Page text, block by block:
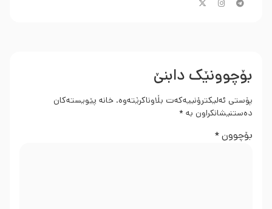
بۆچوونێک دابنێ
پۆستی ئەلیکترۆنییەکەت بڵاوناکرێتەوە. خانە پێویستەکان
دەستنیشانکراون بە *
بۆچوون*